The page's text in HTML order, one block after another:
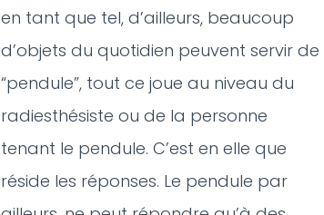
en tant que tel, d’ailleurs, beaucoup
d’objets du quotidien peuvent servir de
“pendule”, tout ce joue au niveau du
radiesthésiste ou de la personne
tenant le pendule. C’est en elle que
réside les réponses. Le pendule par